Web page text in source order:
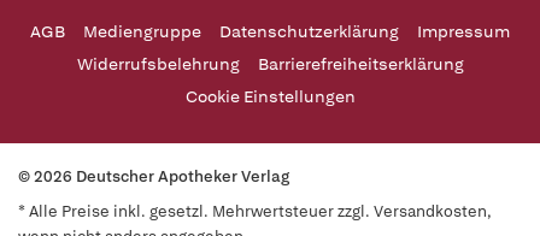
AGB Mediengruppe Datenschutzerklärung
Impressum
Widerrufsbelehrung
Barrierefreiheitserklärung
Cookie Einstellungen
© 2026 Deutscher Apotheker Verlag
* Alle Preise inkl. gesetzl. Mehrwertsteuer zzgl. Versandkosten,